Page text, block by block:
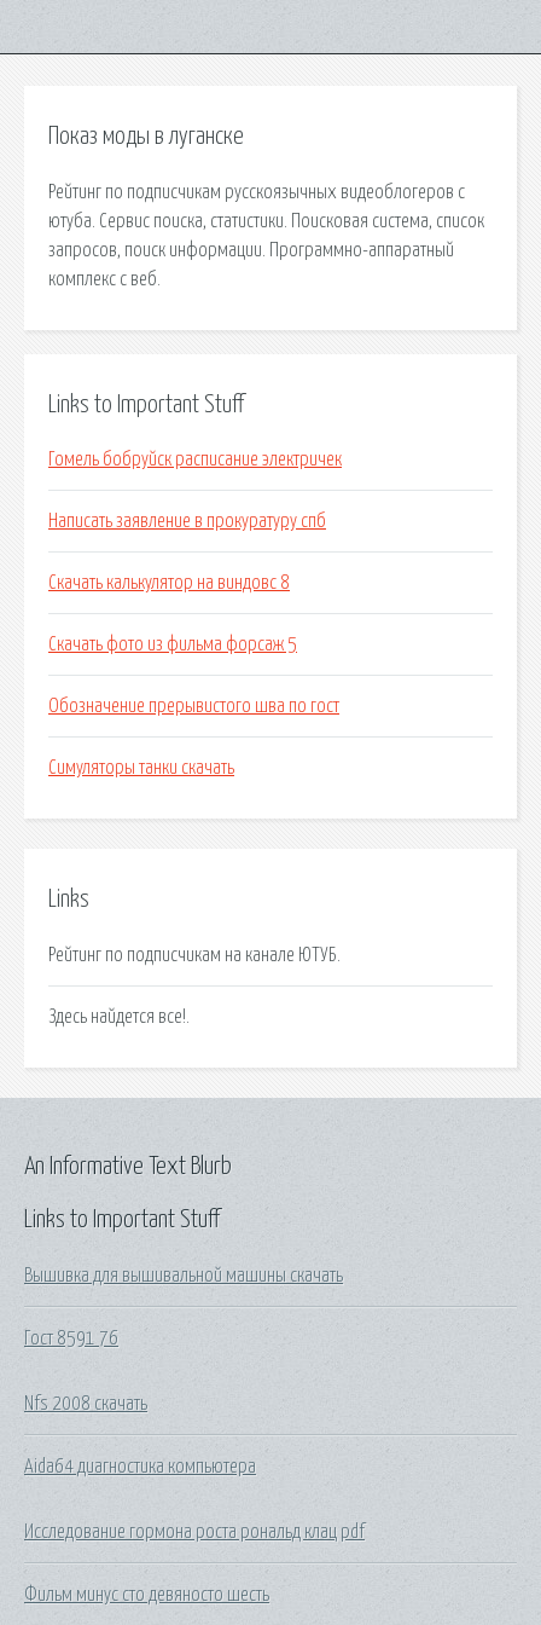
Показ моды в луганске
Рейтинг по подписчикам русскоязычных видеоблогеров с
ютуба. Сервис поиска, статистики. Поисковая сиcтема, список
запросов, поиск информации. Программно-аппаратный
комплекс с веб.
Links to Important Stuff
Гомель бобруйск расписание электричек
Написать заявление в прокуратуру спб
Скачать калькулятор на виндовс 8
Скачать фото из фильма форсаж 5
Обозначение прерывистого шва по гост
Симуляторы танки скачать
Links
Рейтинг по подписчикам на канале ЮТУБ.
Здесь найдется все!.
Links to Important Stuff
Вышивка для вышивальной машины скачать
Гост 8591 76
Nfs 2008 скачать
Aida64 диагностика компьютера
Исследование гормона роста рональд клац pdf
Фильм минус сто девяносто шесть
An Informative Text Blurb